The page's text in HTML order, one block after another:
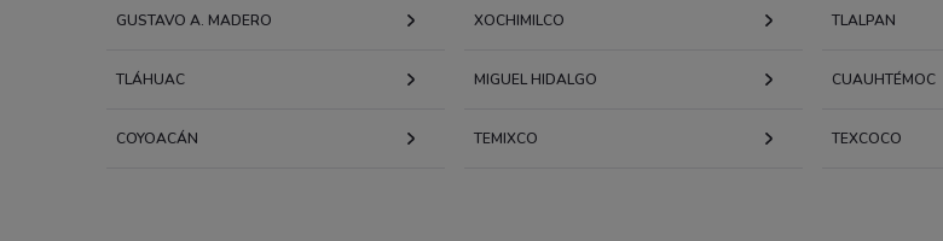
GUSTAVO A. MADERO XOCHIMILCO TLALPAN
TLÁHUAC MIGUEL HIDALGO CUAUHTÉMOC
COYOACÁN TEMIXCO TEXCOCO